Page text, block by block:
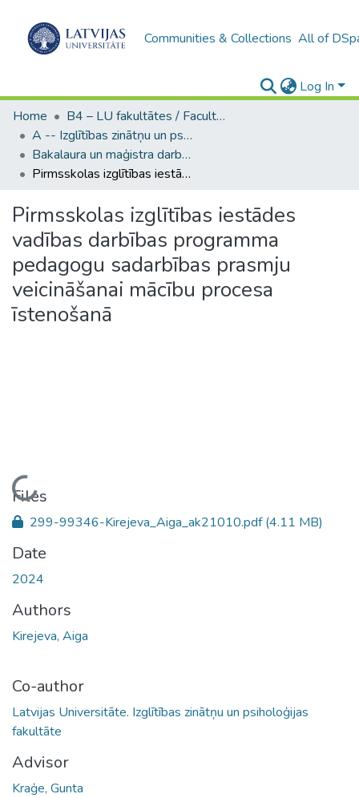
Communities & Collections All of
Log In
Home
B4 – LU fakultātes / Faculties of the UL
A -- Izglītības zinātņu un psiholoģijas fakultāte / Faculty of Education Sciences and Psychology
Bakalaura un maģistra darbi (PPMF) / Bachelor's and Master's theses
Pirmsskolas izglītības iestādes vadības darbības programma pedagogu sadarbības prasmju veicināšanai mācību procesa īstenošanā
Pirmsskolas izglītības iestādes
vadības darbības programma
pedagogu sadarbības prasmju
veicināšanai mācību procesa
īstenošanā
Loading...
Files
299-99346-Kirejeva_Aiga_ak21010.pdf(4.11 MB)
Date
2024
Authors
Kirejeva, Aiga
Co-author
Latvijas Universitāte. Izglītības zinātņu un psiholoģijas
fakultāte
Advisor
Kraģe, Gunta